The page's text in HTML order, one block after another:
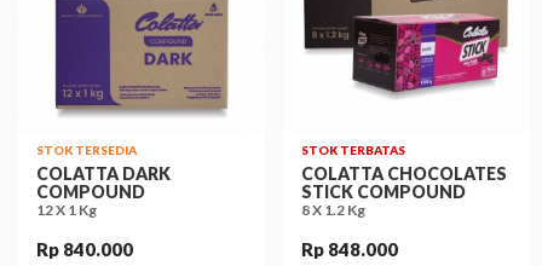
STOK TERSEDIA
COLATTA DARK
COMPOUND
12 X 1 Kg
Rp 840.000
STOK TERBATAS
COLATTA CHOCOLATES
STICK COMPOUND
8 X 1.2 Kg
Rp 848.000